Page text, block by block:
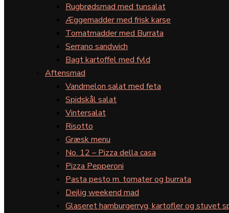
Rugbrødsmad med tunsalat
Æggemadder med frisk karse
Tomatmadder med Burrata
Serrano sandwich
Bagt kartoffel med fyld
Aftensmad
Vandmelon salat med feta
Spidskål salat
Vintersalat
Risotto
Græsk menu
No. 12 – Pizza della casa
Pizza Pepperoni
Pasta pesto m. tomater og burrata
Dejlig weekend mad
Glaseret hamburgerryg, kartofler og stuvet